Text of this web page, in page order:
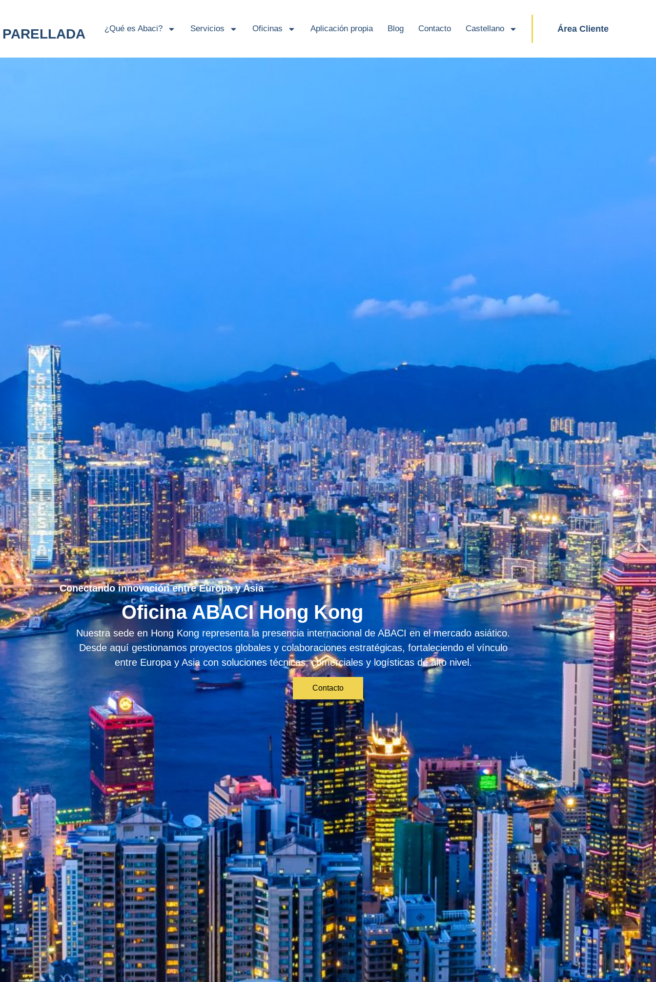
PARELLADA ¿Qué es Abaci? Servicios Oficinas Aplicación propia Blog Contacto Castellano Área Cliente
Conectando innovación entre Europa y Asia
Oficina ABACI Hong Kong
Nuestra sede en Hong Kong representa la presencia internacional de ABACI en el mercado asiático.
Desde aquí gestionamos proyectos globales y colaboraciones estratégicas, fortaleciendo el vínculo
entre Europa y Asia con soluciones técnicas, comerciales y logísticas de alto nivel.
Contacto